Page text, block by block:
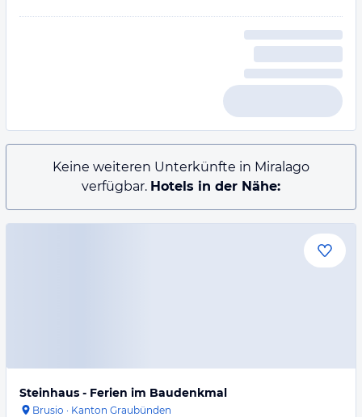
Keine weiteren Unterkünfte in Miralago
verfügbar. Hotels in der Nähe:
Steinhaus - Ferien im Baudenkmal
Brusio · Kanton Graubünden